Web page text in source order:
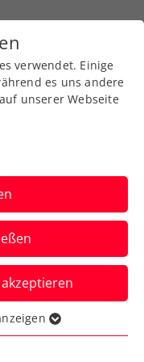
Open
in
verwendet. Einige
es uns andere
unserer Webseite